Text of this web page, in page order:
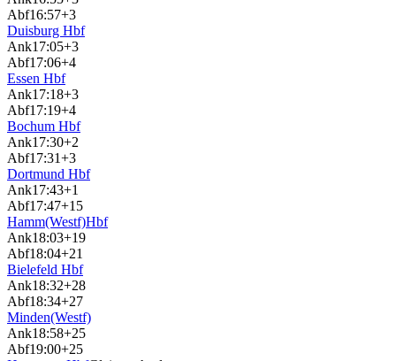
Abf16:57+3
Duisburg Hbf
Ank17:05+3
Abf17:06+4
Essen Hbf
Ank17:18+3
Abf17:19+4
Bochum Hbf
Ank17:30+2
Abf17:31+3
Dortmund Hbf
Ank17:43+1
Abf17:47+15
Hamm(Westf)Hbf
Ank18:03+19
Abf18:04+21
Bielefeld Hbf
Ank18:32+28
Abf18:34+27
Minden(Westf)
Ank18:58+25
Abf19:00+25